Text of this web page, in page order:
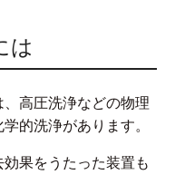
は
高圧洗浄などの物理
的洗浄があります。
果をうたった装置も